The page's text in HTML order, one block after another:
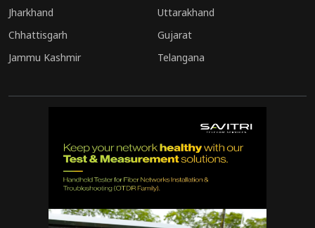
Jharkhand
Uttarakhand
Chhattisgarh
Gujarat
Jammu Kashmir
Telangana